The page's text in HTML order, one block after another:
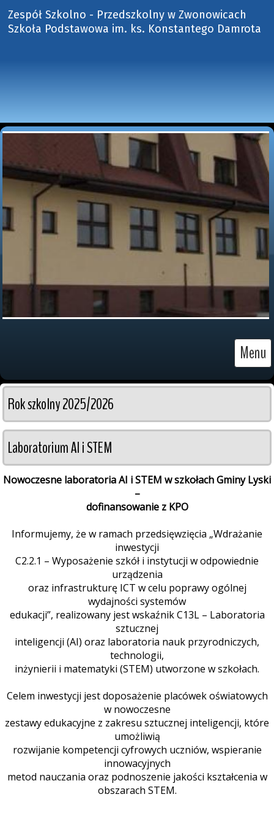
Zespół Szkolno - Przedszkolny w Zwonowicach
Szkoła Podstawowa im. ks. Konstantego Damrota
Menu
Rok szkolny 2025/2026
Laboratorium AI i STEM
Nowoczesne laboratoria AI i STEM w szkołach Gminy Lyski
–
dofinansowanie z KPO
Informujemy, że w ramach przedsięwzięcia „Wdrażanie
inwestycji
C2.2.1 – Wyposażenie szkół i instytucji w odpowiednie
urządzenia
oraz infrastrukturę ICT w celu poprawy ogólnej
wydajności systemów
edukacji”, realizowany jest wskaźnik C13L – Laboratoria
sztucznej
inteligencji (AI) oraz laboratoria nauk przyrodniczych,
technologii,
inżynierii i matematyki (STEM) utworzone w szkołach.
Celem inwestycji jest doposażenie placówek oświatowych
w nowoczesne
zestawy edukacyjne z zakresu sztucznej inteligencji, które
umożliwią
rozwijanie kompetencji cyfrowych uczniów, wspieranie
innowacyjnych
metod nauczania oraz podnoszenie jakości kształcenia w
obszarach STEM.